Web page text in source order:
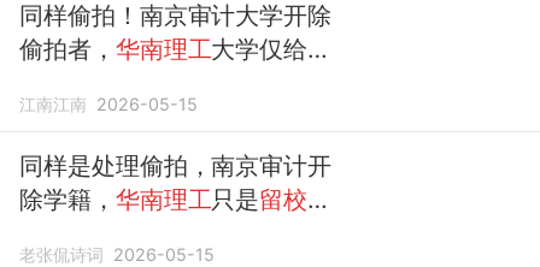
同样偷拍！南京审计大学开除
偷拍者， 华南理工大学仅给予
江南江南 2026-05-15
同样是处理偷拍，南京审计开
除学籍， 华南理工只是留校察
老张侃诗词 2026-05-15